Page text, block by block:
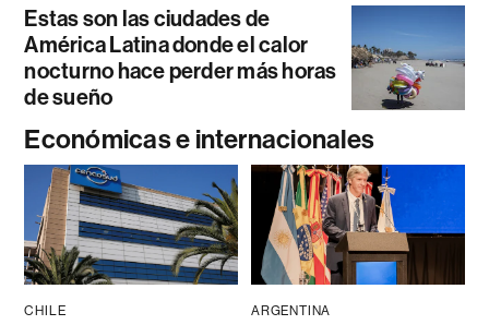
Estas son las ciudades de
América Latina donde el calor
nocturno hace perder más horas
de sueño
Económicas e internacionales
CHILE ARGENTINA